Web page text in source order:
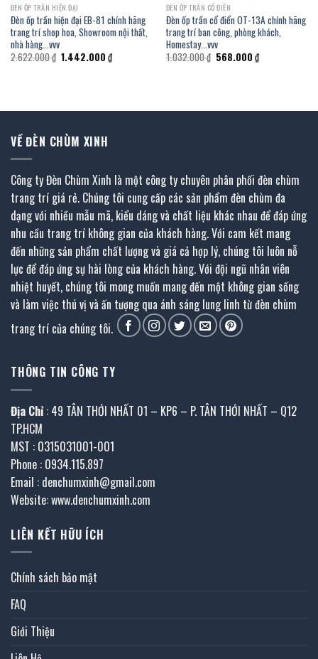
ĐÈN ỐP TRẦN HIỆN ĐẠI
Đèn ốp trần hiện đại EB-81 chính hãng
trang trí shop hoa, Showroom nội thất,
nhà hàng…vvv
2.622.000₫ Giá
gốc
1.442.000 ₫Giá
hiện
ĐÈN ỐP TRẦN CỔ ĐIỂN
Đèn ốp trần cổ điển OT-13A chính hãng
trang trí ban công, phòng khách,
Homestay…vvv
1.032.000₫ Giá
gốc
568.000 ₫Giá
hiện
VỀ ĐÈN CHÙM XINH
Công ty Đèn Chùm Xinh là một công ty chuyên phân phối đèn chùm
trang trí giá rẻ. Chúng tôi cung cấp các sản phẩm đèn chùm đa
dạng với nhiều mẫu mã, kiểu dáng và chất liệu khác nhau để đáp ứng
nhu cầu trang trí không gian của khách hàng. Với cam kết mang
đến những sản phẩm chất lượng và giá cả hợp lý, chúng tôi luôn nỗ
lực để đáp ứng sự hài lòng của khách hàng. Với đội ngũ nhân viên
nhiệt huyết, chúng tôi mong muốn mang đến một không gian sống
và làm việc thú vị và ấn tượng qua ánh sáng lung linh từ đèn chùm
trang trí của chúng tôi.
THÔNG TIN CÔNG TY
Địa Chỉ : 49 TÂN THỚI NHẤT 01 – KP6 – P. TÂN THỚI NHẤT – Q12
TP.HCM
MST : 0315031001-001
Phone : 0934.115.897
Email : denchumxinh@gmail.com
Website: www.denchumxinh.com
LIÊN KẾT HỮU ÍCH
Chính sách bảo mật
FAQ
Giới Thiệu